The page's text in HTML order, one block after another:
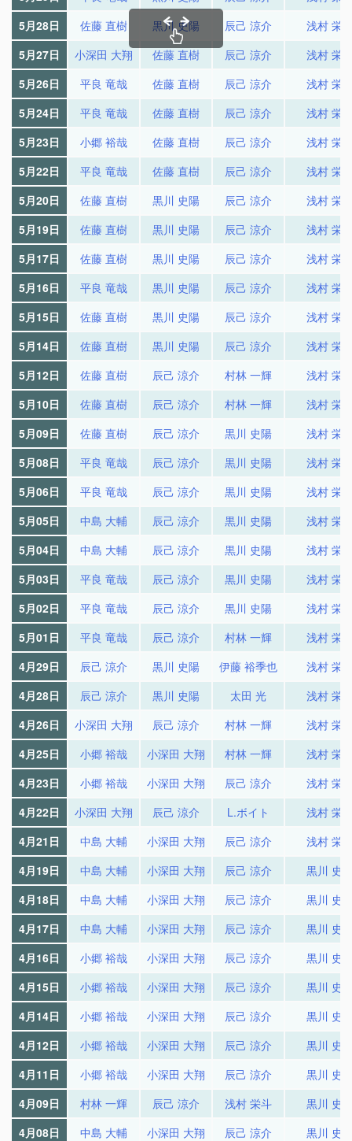
5月28日
佐藤 直樹 黒川 史陽 辰己 涼介
浅村 栄
5月27日
小深田 大翔 佐藤 直樹 辰己 涼介
浅村 栄
5月26日
平良 竜哉 佐藤 直樹 辰己 涼介
浅村 栄
5月24日
平良 竜哉 佐藤 直樹 辰己 涼介
浅村 栄
5月23日
小郷 裕哉 佐藤 直樹 辰己 涼介
浅村 栄
5月22日
平良 竜哉 佐藤 直樹 辰己 涼介
浅村 栄
5月20日
佐藤 直樹 黒川 史陽 辰己 涼介
浅村 栄
5月19日
佐藤 直樹 黒川 史陽 辰己 涼介
浅村 栄
5月17日
佐藤 直樹 黒川 史陽 辰己 涼介
浅村 栄
5月16日
平良 竜哉 黒川 史陽 辰己 涼介
浅村 栄
5月15日
佐藤 直樹 黒川 史陽 辰己 涼介
浅村 栄
5月14日
佐藤 直樹 黒川 史陽 辰己 涼介
浅村 栄
5月12日
佐藤 直樹 辰己 涼介 村林 一輝
浅村 栄
5月10日
佐藤 直樹 辰己 涼介 村林 一輝
浅村 栄
5月09日
佐藤 直樹 辰己 涼介 黒川 史陽
浅村 栄
5月08日
平良 竜哉 辰己 涼介 黒川 史陽
浅村 栄
5月06日
平良 竜哉 辰己 涼介 黒川 史陽
浅村 栄
5月05日
中島 大輔 辰己 涼介 黒川 史陽
浅村 栄
5月04日
中島 大輔 辰己 涼介 黒川 史陽
浅村 栄
5月03日
平良 竜哉 辰己 涼介 黒川 史陽
浅村 栄
5月02日
平良 竜哉 辰己 涼介 黒川 史陽
浅村 栄
5月01日
平良 竜哉 辰己 涼介 村林 一輝
浅村 栄
4月29日
辰己 涼介 黒川 史陽 伊藤 裕季也
浅村 栄
4月28日
辰己 涼介 黒川 史陽 太田 光
浅村 栄
4月26日
小深田 大翔 辰己 涼介 村林 一輝
浅村 栄
4月25日
小郷 裕哉 小深田 大翔 村林 一輝
浅村 栄
4月23日
小郷 裕哉 小深田 大翔 辰己 涼介
浅村 栄
4月22日
小深田 大翔 辰己 涼介 L.ボイト
浅村 栄
4月21日
中島 大輔 小深田 大翔 辰己 涼介
浅村 栄
4月19日
中島 大輔 小深田 大翔 辰己 涼介
黒川 史
4月18日
中島 大輔 小深田 大翔 辰己 涼介
黒川 史
4月17日
中島 大輔 小深田 大翔 辰己 涼介
黒川 史
4月16日
小郷 裕哉 小深田 大翔 辰己 涼介
黒川 史
4月15日
小郷 裕哉 小深田 大翔 辰己 涼介
黒川 史
4月14日
小郷 裕哉 小深田 大翔 辰己 涼介
黒川 史
4月12日
小郷 裕哉 小深田 大翔 辰己 涼介
黒川 史
4月11日
小郷 裕哉 小深田 大翔 辰己 涼介
黒川 史
4月09日
村林 一輝 辰己 涼介 浅村 栄斗
黒川 史
4月08日
中島 大輔 小深田 大翔 辰己 涼介
黒川 史